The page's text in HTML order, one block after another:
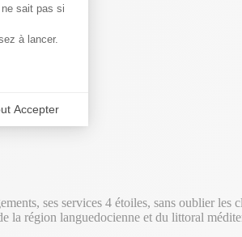
ses services 4 étoiles, sans oublier les
la région languedocienne et du littoral